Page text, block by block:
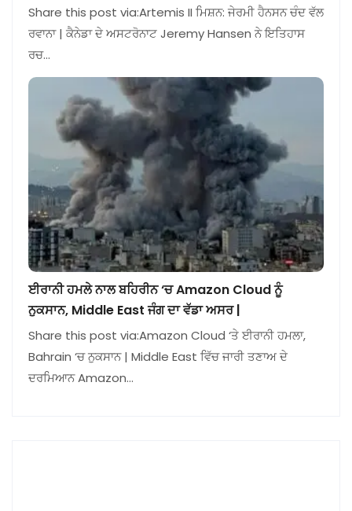
Share this post via:Artemis II ਮਿਸ਼ਨ: ਜੇਰਮੀ ਹੈਨਸਨ ਚੰਦ ਵੱਲ
ਰਵਾਨਾ | ਕੈਨੇਡਾ ਦੇ ਅਸਟਰੋਨਾਟ Jeremy Hansen ਨੇ ਇਤਿਹਾਸ
ਰਚ…
ਈਰਾਨੀ ਹਮਲੇ ਨਾਲ ਬਹਿਰੀਨ ‘ਚ Amazon Cloud ਨੂੰ
ਨੁਕਸਾਨ, Middle East ਜੰਗ ਦਾ ਵੱਡਾ ਅਸਰ |
Share this post via:Amazon Cloud ‘ਤੇ ਈਰਾਨੀ ਹਮਲਾ,
Bahrain ‘ਚ ਨੁਕਸਾਨ | Middle East ਵਿੱਚ ਜਾਰੀ ਤਣਾਅ ਦੇ
ਦਰਮਿਆਨ Amazon…